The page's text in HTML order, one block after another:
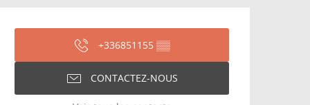
Ouverture et
+336851155 ▒▒
CONTACTEZ-NOUS